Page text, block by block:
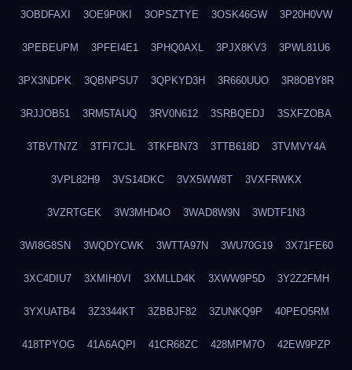
3OBDFAXI 3OE9P0KI 3OPSZTYE 3OSK46GW 3P20H0VW
3PEBEUPM 3PFEI4E1 3PHQ0AXL 3PJX8KV3 3PWL81U6
3PX3NDPK 3QBNPSU7 3QPKYD3H 3R660UUO 3R8OBY8R
3RJJOB51 3RM5TAUQ 3RV0N612 3SRBQEDJ 3SXFZOBA
3TBVTN7Z 3TFI7CJL 3TKFBN73 3TTB618D 3TVMVY4A
3VPL82H9 3VS14DKC 3VX5WW8T 3VXFRWKX
3VZRTGEK 3W3MHD4O 3WAD8W9N 3WDTF1N3
3WI8G8SN 3WQDYCWK 3WTTA97N 3WU70G19 3X71FE60
3XC4DIU7 3XMIH0VI 3XMLLD4K 3XWW9P5D 3Y2Z2FMH
3YXUATB4 3Z3344KT 3ZBBJF82 3ZUNKQ9P 40PEO5RM
418TPYOG 41A6AQPI 41CR68ZC 428MPM7O 42EW9PZP